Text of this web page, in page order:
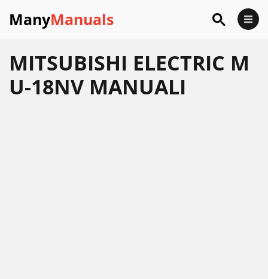
ManyManuals
MITSUBISHI ELECTRIC M
U-18NV MANUALI